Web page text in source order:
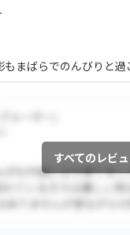
まばらでのんびりと過
すべてのレビ